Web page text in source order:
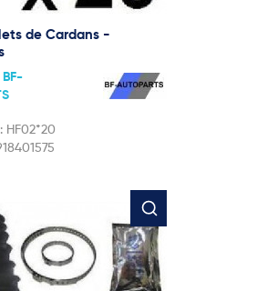
de Cardans -
BF-
HF02*20